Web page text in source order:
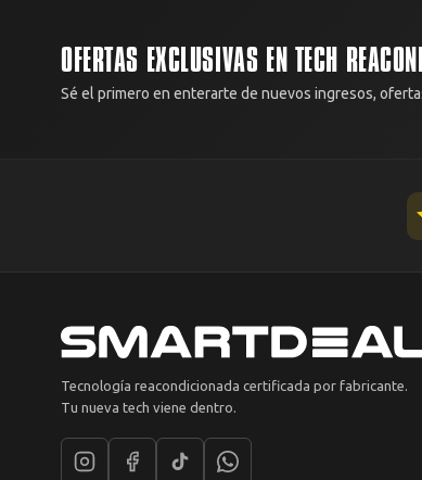
OFERTAS EXCLUSIVAS EN TECH
Sé el primero en enterarte de nuevos ingresos,
Tecnología reacondicionada certificada por fabricante.
Tu nueva tech viene dentro.